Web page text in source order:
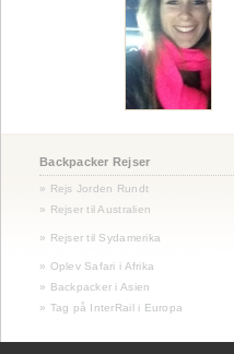
Backpacker Rejser
» Rejs Jorden Rundt
» Rejser til Australien
» Rejser til Sydamerika
» Oplev Safari i Afrika
» Backpacker i Asien
» Tag på InterRail i Europa